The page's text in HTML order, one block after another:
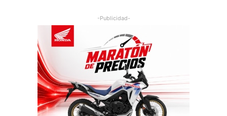
-Publicidad-